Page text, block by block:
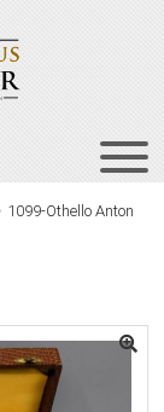
1099-Othello Anton